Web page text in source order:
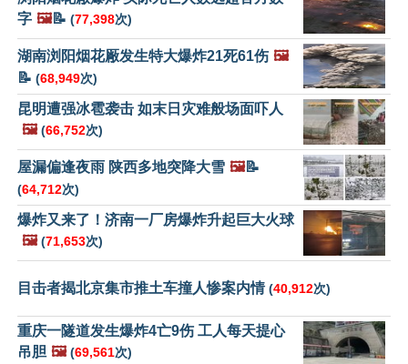
字 🖼️📝 (77,398次)
湖南浏阳烟花厰发生特大爆炸21死61伤 🖼️
📝 (68,949次)
昆明遭强冰雹袭击 如末日灾难般场面吓人
🖼️ (66,752次)
屋漏偏逢夜雨 陕西多地突降大雪 🖼️📝
(64,712次)
爆炸又来了！济南一厂房爆炸升起巨大火球
🖼️ (71,653次)
目击者揭北京集市推土车撞人惨案内情(40,912次)
重庆一隧道发生爆炸4亡9伤 工人每天提心
吊胆 🖼️ (69,561次)